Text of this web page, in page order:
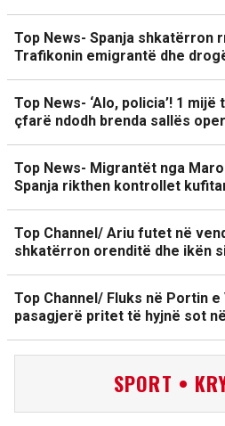
Top News- Spanja shkatërron
Trafikonin emigrantë dhe
Top News- ‘Alo, policia’! 1
çfarë ndodh brenda sallës
Top News- Migrantët nga
Spanja rikthen kontrollet
Top Channel/ Ariu futet në
shkatërron orenditë dhe ikën si
Top Channel/ Fluks në Portin
pasagjerë pritet të hyjnë sot
SPORT •